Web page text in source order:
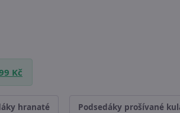
Kč
hranaté Podsedáky prošívané